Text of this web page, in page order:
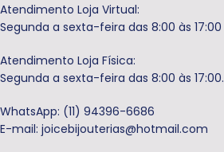
Atendimento Loja Virtual:
Segunda a sexta-feira das 8:00 às 17:00
Atendimento Loja Física:
Segunda a sexta-feira das 8:00 às 17:00.
WhatsApp: (11) 94396-6686
E-mail: joicebijouterias@hotmail.com